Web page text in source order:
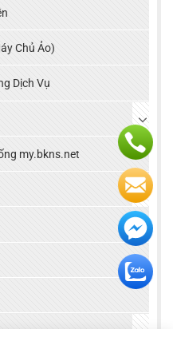
Chủ Ảo)
Dịch Vụ
my.bkns.net